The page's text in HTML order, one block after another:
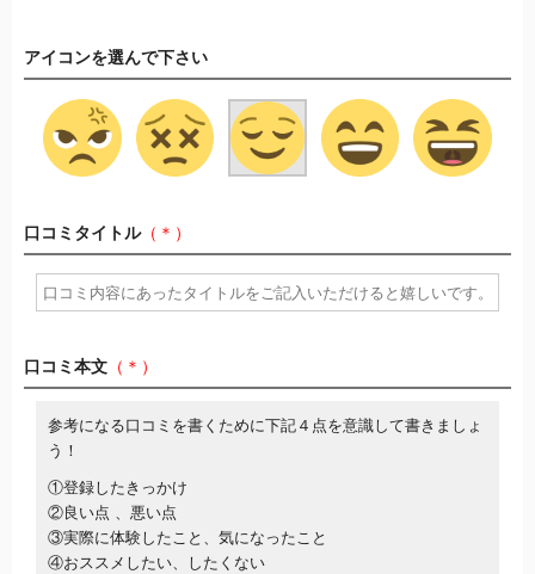
アイコンを選んで下さい
口コミタイトル（＊）
口コミ本文 （＊）
参考になる口コミを書くために下記４点を意識して書きましょ
う！
①登録したきっかけ
②良い点 、悪い点
③実際に体験したこと、気になったこと
④おススメしたい、したくない